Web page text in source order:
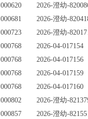
000620
2026-澄幼-
000681
2026-澄幼-
000723
2026-澄幼-
000768
2026-04-017154
000768
2026-04-017156
000768
2026-04-017159
000768
2026-04-017160
000802
2026-澄幼-
000857
2026-澄幼-